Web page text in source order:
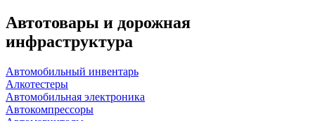
Автотовары и дорожная
инфраструктура
Автомобильный инвентарь
Алкотестеры
Автомобильная электроника
Автокомпрессоры